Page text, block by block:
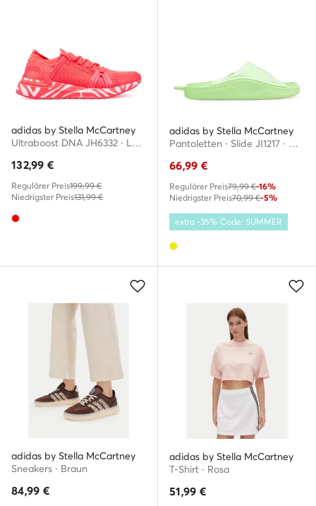
adidas by Stella McCartney
Ultraboost DNA JH6332 · Laufschuhe
132,99 €
Regulärer Preis199,99 €
Niedrigster Preis131,99 €
adidas by Stella McCartney
Pantoletten · Slide JI1217 · Gelb
66,99 €
Regulärer Preis79,99 €-16%
Niedrigster Preis70,99 €-5%
extra -35% Code: SUMMER
adidas by Stella McCartney
Sneakers · Braun
84,99 €
adidas by Stella McCartney
T-Shirt · Rosa
51,99 €